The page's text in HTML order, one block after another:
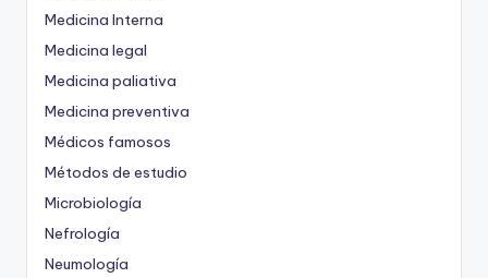
Medicina Interna
Medicina legal
Medicina paliativa
Medicina preventiva
Médicos famosos
Métodos de estudio
Microbiología
Nefrología
Neumología